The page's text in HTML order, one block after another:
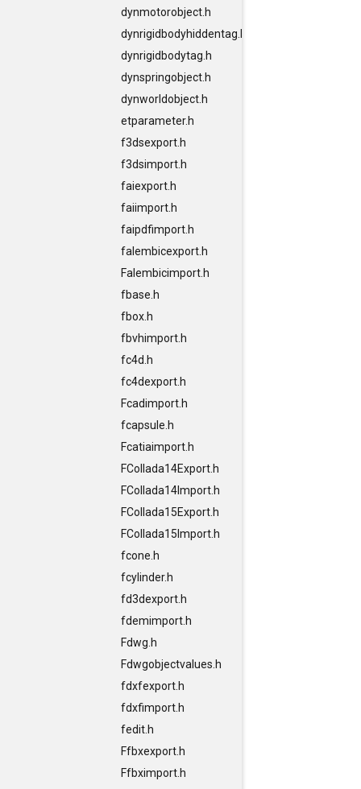
dynmotorobject.h
dynrigidbodyhiddentag.h
dynrigidbodytag.h
dynspringobject.h
dynworldobject.h
etparameter.h
f3dsexport.h
f3dsimport.h
faiexport.h
faiimport.h
faipdfimport.h
falembicexport.h
Falembicimport.h
fbase.h
fbox.h
fbvhimport.h
fc4d.h
fc4dexport.h
Fcadimport.h
fcapsule.h
Fcatiaimport.h
FCollada14Export.h
FCollada14Import.h
FCollada15Export.h
FCollada15Import.h
fcone.h
fcylinder.h
fd3dexport.h
fdemimport.h
Fdwg.h
Fdwgobjectvalues.h
fdxfexport.h
fdxfimport.h
fedit.h
Ffbxexport.h
Ffbximport.h